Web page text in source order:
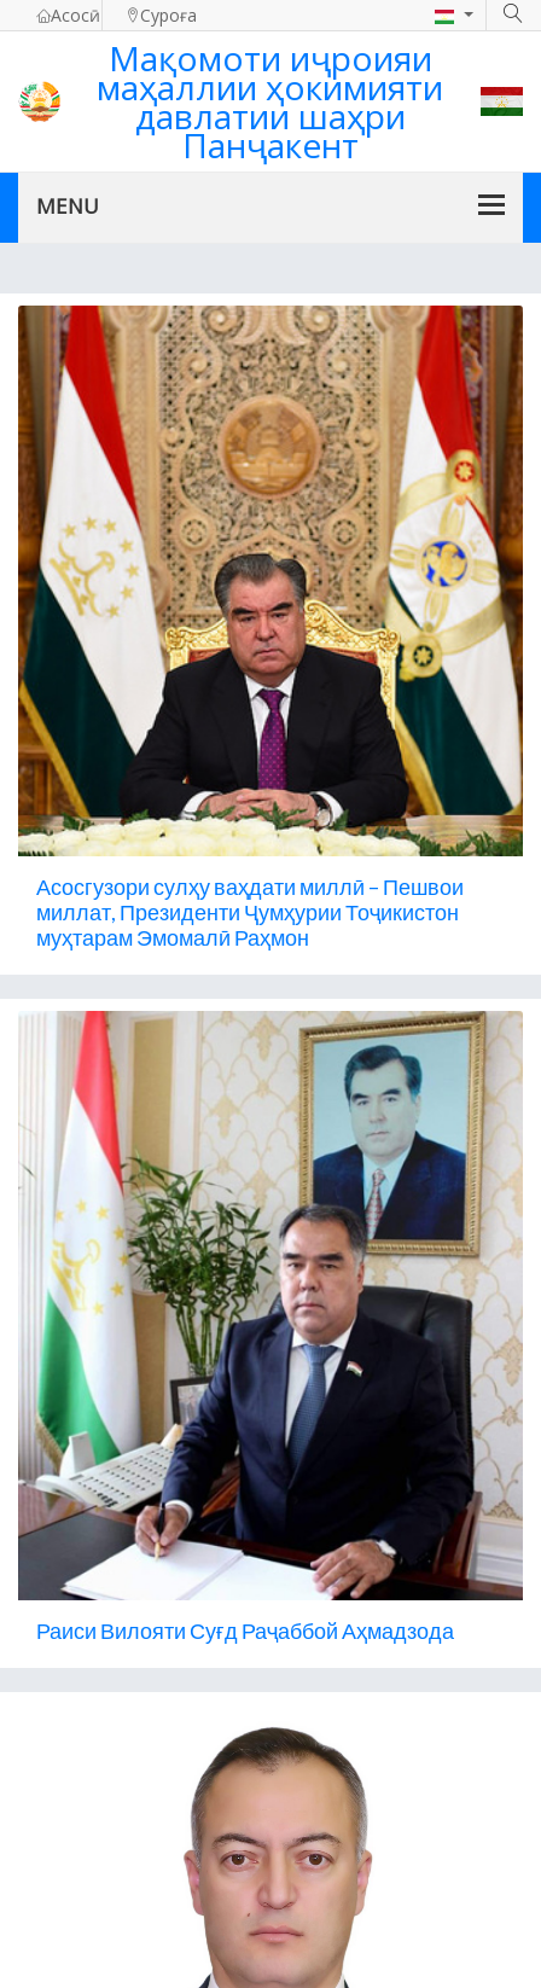
Асосӣ Суроға
Мақомоти иҷроияи
маҳаллии ҳокимияти
давлатии шаҳри
Панҷакент
Асосгузори сулҳу ваҳдати миллӣ – Пешвои
миллат, Президенти Ҷумҳурии Тоҷикистон
муҳтарам Эмомалӣ Раҳмон
Раиси Вилояти Суғд Раҷаббой Аҳмадзода